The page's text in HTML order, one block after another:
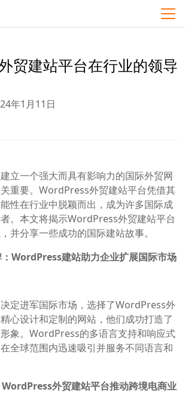
贸建站平台在行业的领导
年1月11日
一个强大而具有影响力的国际外贸网
重要。WordPress外贸建站平台凭借其
性在行业中脱颖而出，成为许多国际成
。本文将揭示WordPress外贸建站平台
并分享一些成功的国际建站故事。
WordPress建站助力企业扩展国际市场
进军国际市场，选择了WordPress外
心设计和定制的网站，他们成功打造了
象。WordPress的多语言支持和响应式
全球范围内迅速吸引并服务不同语言和
外贸建站平台推动跨境电商业